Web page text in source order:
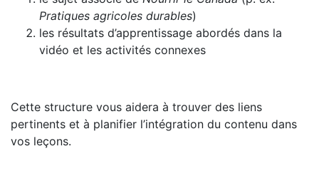
Pratiques agricoles durables)
les résultats d’apprentissage abordés dans la
vidéo et les activités connexes
Cette structure vous aidera à trouver des liens
pertinents et à planifier l’intégration du contenu dans
vos leçons.